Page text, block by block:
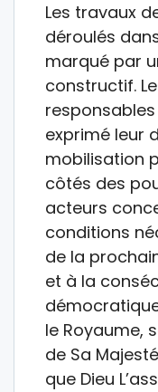
Les travaux
déroulés
marqué par
constructif.
exprimé leur
mobilisation
côtés des
acteurs
conditions
de la
et à la
le Royaume,
de Sa
que Dieu